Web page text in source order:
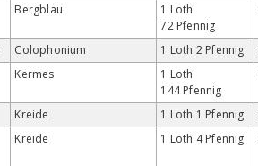
Bergblau
1 Loth
72 Pfennig
Colophonium 1 Loth 2 Pfennig
Kermes
1 Loth
144 Pfennig
Kreide 1 Loth 1 Pfennig
Kreide 1 Loth 4 Pfennig